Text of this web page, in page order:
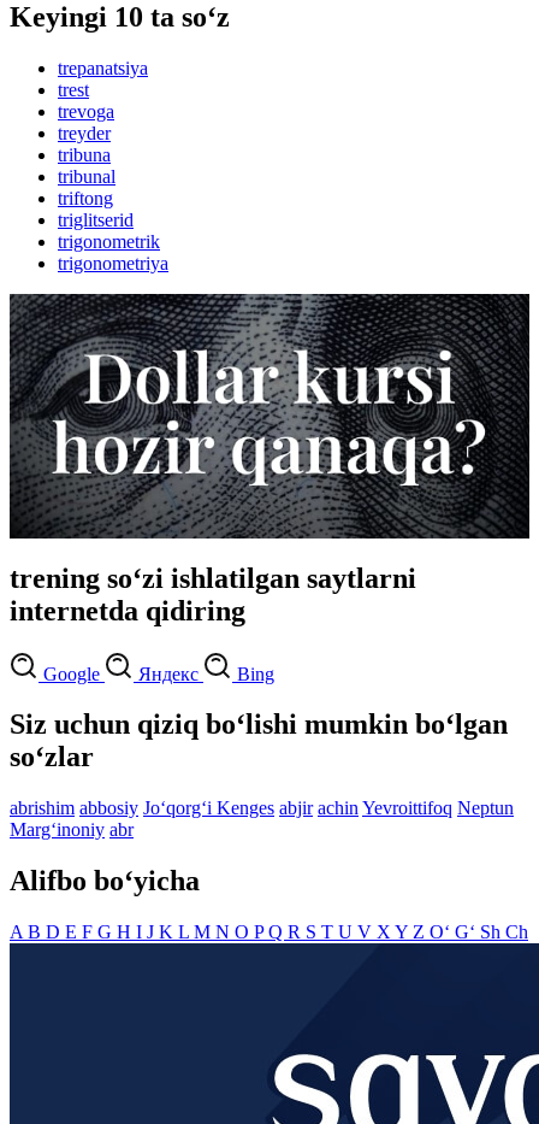
Keyingi 10 ta so‘z
trepanatsiya
trest
trevoga
treyder
tribuna
tribunal
triftong
triglitserid
trigonometrik
trigonometriya
trening so‘zi ishlatilgan saytlarni
internetda qidiring
Google Яндекс Bing
Siz uchun qiziq bo‘lishi mumkin bo‘lgan
so‘zlar
abrishim abbosiy Jo‘qorg‘i Kenges abjir achin Yevroittifoq Neptun
Marg‘inoniy abr
Alifbo bo‘yicha
A B D E F G H I J K L M N O PQ R S T U V X Y Z O‘ G‘ Sh Ch